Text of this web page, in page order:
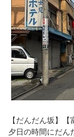
【だんだん坂】【
夕日の時間にだん